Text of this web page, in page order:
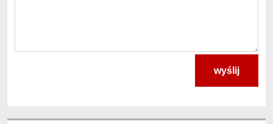
wyślij